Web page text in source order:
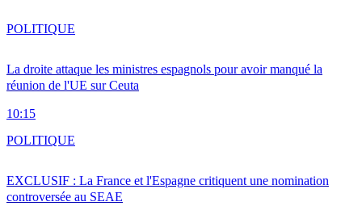
La droite attaque les ministres espagnols pour avoir manqué la
réunion de l'UE sur Ceuta
10:15
POLITIQUE
EXCLUSIF : La France et l'Espagne critiquent une nomination
controversée au SEAE
POLITIQUE